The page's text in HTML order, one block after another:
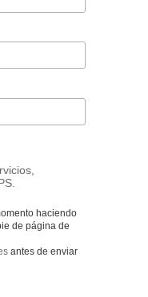
haciendo
de página de
antes de enviar